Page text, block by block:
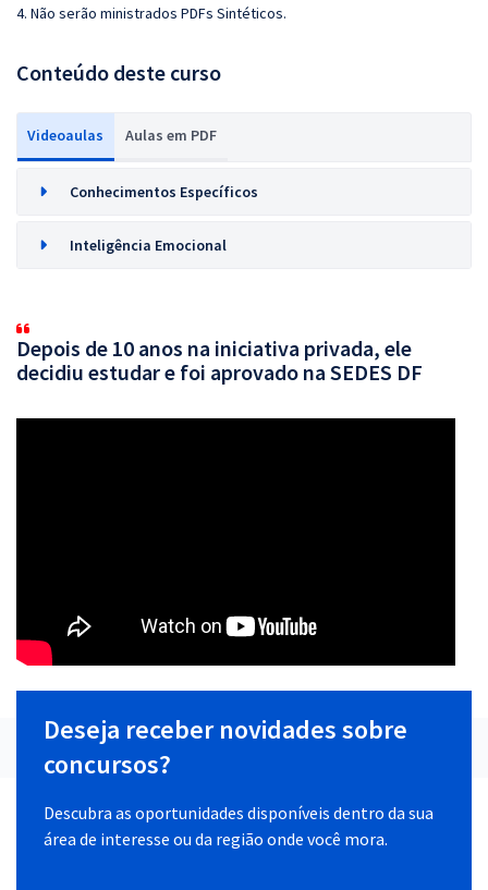
4. Não serão ministrados PDFs Sintéticos.
Conteúdo deste curso
Videoaulas Aulas em PDF
Conhecimentos Específicos
Inteligência Emocional
Depois de 10 anos na iniciativa privada, ele
decidiu estudar e foi aprovado na SEDES DF
Deseja receber novidades sobre
concursos?
Descubra as oportunidades disponíveis dentro da sua
área de interesse ou da região onde você mora.